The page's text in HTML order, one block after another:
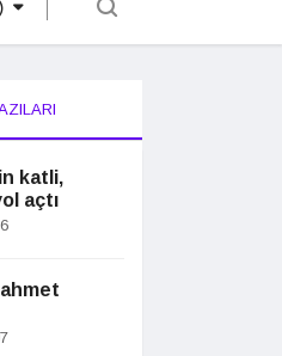
katli,
açtı